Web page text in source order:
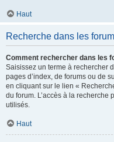
Haut
Recherche dans les
Comment rechercher dans les
Saisissez un terme à rechercher
pages d’index, de forums ou de
en cliquant sur le lien «
du forum. L’accès à la
utilisés.
Haut